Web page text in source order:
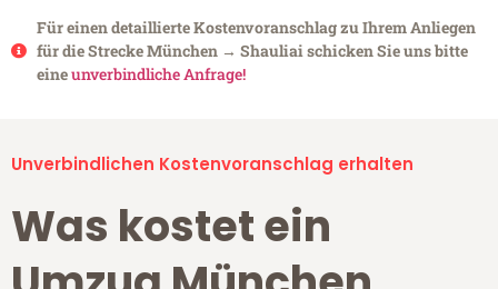
Für einen detaillierte Kostenvoranschlag zu Ihrem Anliegen
für die Strecke München → Shauliai schicken Sie uns bitte
eineunverbindliche Anfrage!
Unverbindlichen Kostenvoranschlag erhalten
Was kostet ein